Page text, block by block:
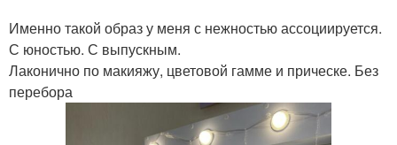
Именно такой образ у меня с нежностью ассоциируется.
С юностью. С выпускным.
Лаконично по макияжу, цветовой гамме и прическе. Без
перебора